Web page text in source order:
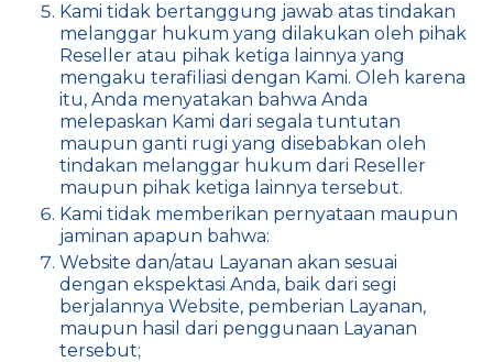
Kami tidak bertanggung jawab atas tindakan
melanggar hukum yang dilakukan oleh pihak
Reseller atau pihak ketiga lainnya yang
mengaku terafiliasi dengan Kami. Oleh karena
itu, Anda menyatakan bahwa Anda
melepaskan Kami dari segala tuntutan
maupun ganti rugi yang disebabkan oleh
tindakan melanggar hukum dari Reseller
maupun pihak ketiga lainnya tersebut.
Kami tidak memberikan pernyataan maupun
jaminan apapun bahwa:
Website dan/atau Layanan akan sesuai
dengan ekspektasi Anda, baik dari segi
berjalannya Website, pemberian Layanan,
maupun hasil dari penggunaan Layanan
tersebut;